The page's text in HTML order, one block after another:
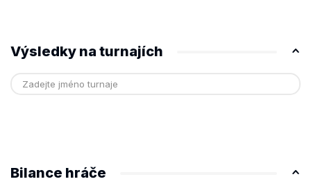
Výsledky na turnajích
Bilance hráče